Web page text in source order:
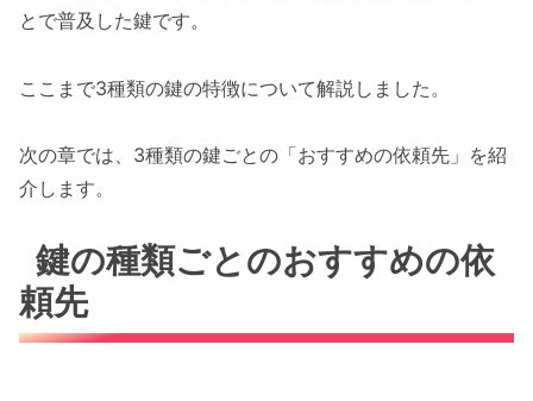
とで普及した鍵です。
ここまで3種類の鍵の特徴について解説しました。
次の章では、3種類の鍵ごとの「おすすめの依頼先」を紹
介します。
鍵の種類ごとのおすすめの依
頼先